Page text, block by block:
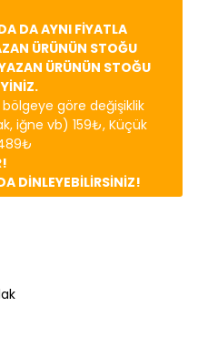
DA AYNI FİYATLA
ÜRÜNÜN STOĞU
ÜRÜNÜN STOĞU
göre değişiklik
iğne vb) 159₺, Küçük
DİNLEYEBİLİRSİNİZ!